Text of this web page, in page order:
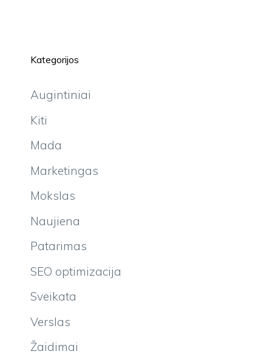
Kategorijos
Augintiniai
Kiti
Mada
Marketingas
Mokslas
Naujiena
Patarimas
SEO optimizacija
Sveikata
Verslas
Žaidimai